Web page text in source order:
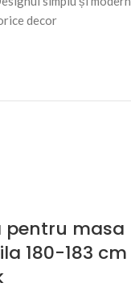
decor
pentru masa
180-183 cm